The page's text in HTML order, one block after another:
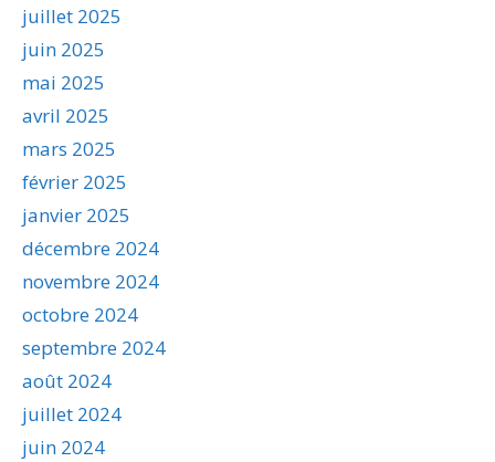
juillet 2025
juin 2025
mai 2025
avril 2025
mars 2025
février 2025
janvier 2025
décembre 2024
novembre 2024
octobre 2024
septembre 2024
août 2024
juillet 2024
juin 2024